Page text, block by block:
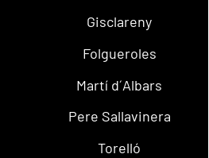
Gisclareny
Folgueroles
Martí d´Albars
Pere Sallavinera
Torelló